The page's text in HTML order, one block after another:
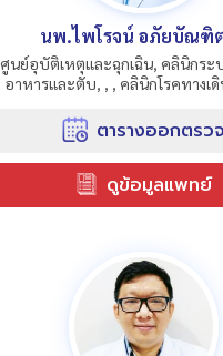
นพ.ไพโรจน์ อภัยบัณฑิ
ศูนย์อุบัติเหตุและฉุกเฉิน, คลินิกระ
อาหารและตับ, , , คลินิกโรคทางเ
ตารางออกตรวจ
ดูข้อมูลแพทย์